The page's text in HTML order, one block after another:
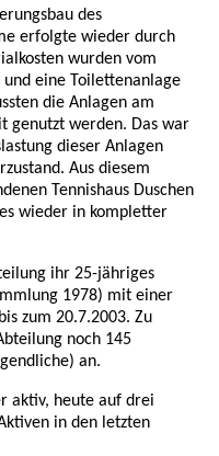
des
erfolgte wieder durch
wurden vom
eine Toilettenanlage
die Anlagen am
genutzt werden. Das war
dieser Anlagen
Aus diesem
Tennishaus Duschen
wieder in kompletter
ihr 25-jähriges
1978) mit einer
zum 20.7.2003. Zu
noch 145
an.
aktiv, heute auf drei
in den letzten